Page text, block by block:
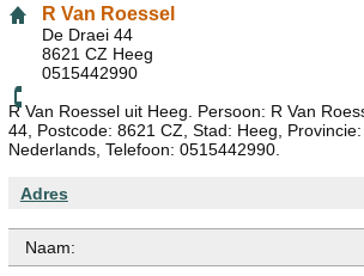
R Van Roessel
De Draei 44
8621 CZ Heeg
0515442990
R Van Roessel uit Heeg. Persoon: R Van
44, Postcode: 8621 CZ, Stad: Heeg,
Nederlands, Telefoon: 0515442990.
Adres
Naam: